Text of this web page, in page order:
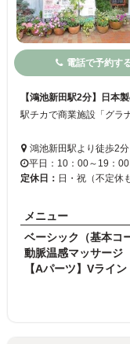
電話で予約す
【鴻池新田駅2分】日本
鴻池新田駅より徒歩2分
平日：10：00～19：
定休日： 日・祝（不定休
メニュー
ベーシック（基本コ
動脈温感マッサージ
【Aパーツ】Vライン